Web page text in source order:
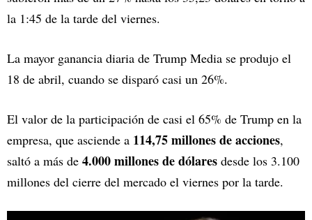
la 1:45 de la tarde del viernes.
La mayor ganancia diaria de Trump Media se produjo el
18 de abril, cuando se disparó casi un 26%.
El valor de la participación de casi el 65% de Trump en la
empresa, que asciende a 114,75 millones de acciones,
saltó a más de 4.000 millones de dólares desde los 3.100
millones del cierre del mercado el viernes por la tarde.